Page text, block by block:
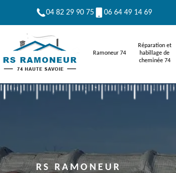
04 82 29 90 75 06 64 49 14 69
Ramoneur 74
Réparation et
habillage de
cheminée 74
RS RAMONEUR